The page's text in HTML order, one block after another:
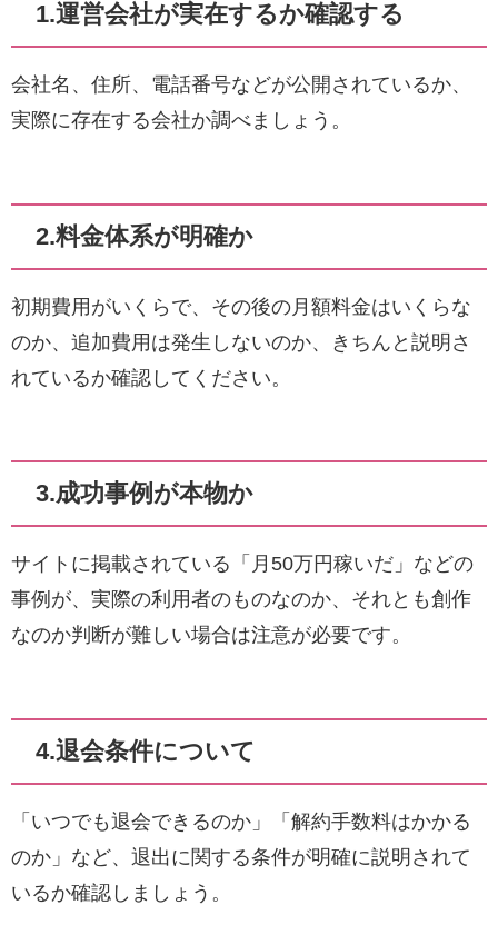
1.運営会社が実在するか確認する
会社名、住所、電話番号などが公開されているか、
実際に存在する会社か調べましょう。
2.料金体系が明確か
初期費用がいくらで、その後の月額料金はいくらな
のか、追加費用は発生しないのか、きちんと説明さ
れているか確認してください。
3.成功事例が本物か
サイトに掲載されている「月50万円稼いだ」などの
事例が、実際の利用者のものなのか、それとも創作
なのか判断が難しい場合は注意が必要です。
4.退会条件について
「いつでも退会できるのか」「解約手数料はかかる
のか」など、退出に関する条件が明確に説明されて
いるか確認しましょう。